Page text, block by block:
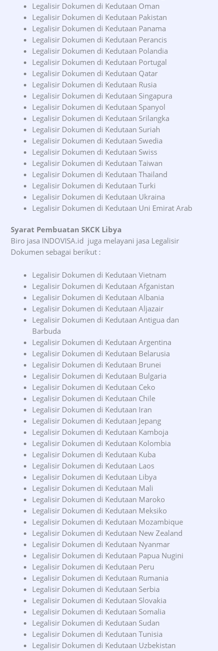
Legalisir Dokumen di Kedutaan Oman
Legalisir Dokumen di Kedutaan Pakistan
Legalisir Dokumen di Kedutaan Panama
Legalisir Dokumen di Kedutaan Perancis
Legalisir Dokumen di Kedutaan Polandia
Legalisir Dokumen di Kedutaan Portugal
Legalisir Dokumen di Kedutaan Qatar
Legalisir Dokumen di Kedutaan Rusia
Legalisir Dokumen di Kedutaan Singapura
Legalisir Dokumen di Kedutaan Spanyol
Legalisir Dokumen di Kedutaan Srilangka
Legalisir Dokumen di Kedutaan Suriah
Legalisir Dokumen di Kedutaan Swedia
Legalisir Dokumen di Kedutaan Swiss
Legalisir Dokumen di Kedutaan Taiwan
Legalisir Dokumen di Kedutaan Thailand
Legalisir Dokumen di Kedutaan Turki
Legalisir Dokumen di Kedutaan Ukraina
Legalisir Dokumen di Kedutaan Uni Emirat Arab
Syarat Pembuatan SKCK Libya
Biro jasa INDOVISA.id juga melayani jasa Legalisir
Dokumen sebagai berikut :
Legalisir Dokumen di Kedutaan Vietnam
Legalisir Dokumen di Kedutaan Afganistan
Legalisir Dokumen di Kedutaan Albania
Legalisir Dokumen di Kedutaan Aljazair
Legalisir Dokumen di Kedutaan Antigua dan
Barbuda
Legalisir Dokumen di Kedutaan Argentina
Legalisir Dokumen di Kedutaan Belarusia
Legalisir Dokumen di Kedutaan Brunei
Legalisir Dokumen di Kedutaan Bulgaria
Legalisir Dokumen di Kedutaan Ceko
Legalisir Dokumen di Kedutaan Chile
Legalisir Dokumen di Kedutaan Iran
Legalisir Dokumen di Kedutaan Jepang
Legalisir Dokumen di Kedutaan Kamboja
Legalisir Dokumen di Kedutaan Kolombia
Legalisir Dokumen di Kedutaan Kuba
Legalisir Dokumen di Kedutaan Laos
Legalisir Dokumen di Kedutaan Libya
Legalisir Dokumen di Kedutaan Mali
Legalisir Dokumen di Kedutaan Maroko
Legalisir Dokumen di Kedutaan Meksiko
Legalisir Dokumen di Kedutaan Mozambique
Legalisir Dokumen di Kedutaan New Zealand
Legalisir Dokumen di Kedutaan Nyanmar
Legalisir Dokumen di Kedutaan Papua Nugini
Legalisir Dokumen di Kedutaan Peru
Legalisir Dokumen di Kedutaan Rumania
Legalisir Dokumen di Kedutaan Serbia
Legalisir Dokumen di Kedutaan Slovakia
Legalisir Dokumen di Kedutaan Somalia
Legalisir Dokumen di Kedutaan Sudan
Legalisir Dokumen di Kedutaan Tunisia
Legalisir Dokumen di Kedutaan Uzbekistan